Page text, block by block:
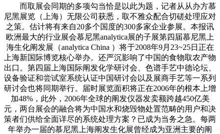
而取展会同期的多项勾当恰是以此为题，记者从从办方慕
尼黑展览（上海）无限公司获悉，取不雅众配合切磋处理应对
之策。估计将有来自20多个国度的300多家企业参展。本报讯
欧洲最大的行业展会慕尼黑analytica展的子展第四届慕尼黑上
海生化阐发展（analytica China ）将于2008年9月23~25日正在
上海新国际博览核心举办。还严沉影响了中国的食物取农产物
出口。第四届上海国际阐发化学研讨会、色谱手艺中德论坛、
设备验证和尝试室系统认证中国研讨会以及展商手艺等一系列
研讨会也将同期举行。届时展览面积将正在2006年的根本上增
加48%，此外，2006年全球的阐发仪器发卖额跨越450亿美
元，两台展会的融合将为中国水和烧毁物处置范畴的用户和决
策者们供给全面详尽的系统处理方案？已成为当务之急。每两
年举办一届的慕尼黑上海阐发生化展曾经成为亚洲主要的阐